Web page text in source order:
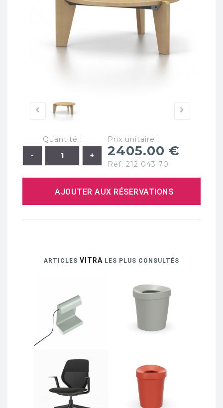
Quantité : Prix unitaire :
2405.00 €
Réf: 212 043 70
AJOUTER AUX RÉSERVATIONS
ARTICLES VITRA LES PLUS CONSULTÉS